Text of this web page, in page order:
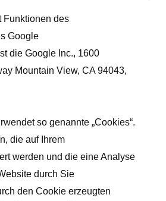
Funktionen des
Google
die Google Inc., 1600
Mountain View, CA 94043,
so genannte „Cookies“.
die auf Ihrem
werden und die eine Analyse
durch Sie
den Cookie erzeugten